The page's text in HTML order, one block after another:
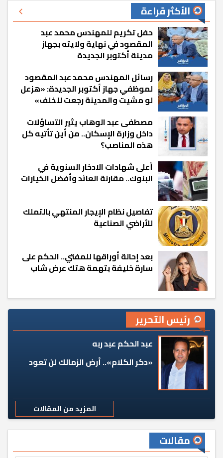
الأكثر قراءة
حفل تكريم للمهندس محمد عبد
المقصود في نهاية ولايته بجهاز
مدينة أكتوبر الجديدة
رسائل المهندس محمد عبد المقصود
لموظفي جهاز أكتوبر الجديدة: «هزعل
لو مشيت والمدينة رجعت للخلف»
مصطفى عبد الوهاب يثير التساؤلات
داخل وزارة الإسكان.. من أين تأتيه كل
هذه المناصب؟
أعلى شهادات الادخار السنوية في
البنوك.. مقارنة العائد وأفضل الخيارات
تفاصيل نظام الإيجار المنتهي بالتملك
للأراضي الصناعية
بعد إحالة أوراقها للمفتي.. الحكم على
سارة خليفة بتهمة هتك عرض شاب
رئيس التحرير
عبد الحكم عبد ربه
«دكر الكلام».. أرض الزمالك لن تعود
المزيد من المقالات
مقالات